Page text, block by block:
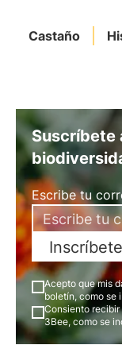
Castaño
Suscríbete
Escribe tu
Inscríbete
Acepto que mis
boletín, como se
Consiento
3Bee, como se